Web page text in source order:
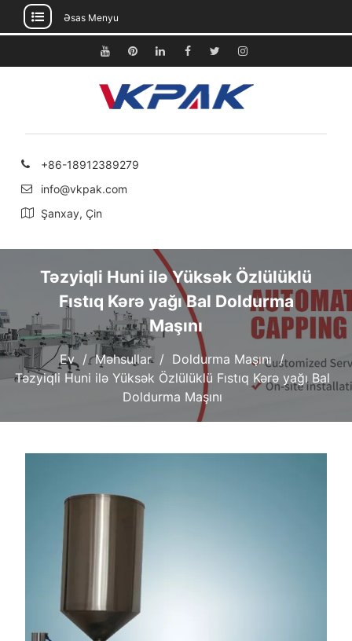
keçin
Əsas Menyu
YoutubePinterestLinkedinFacebook
TwitterInstagram
+86-18912389279
info@vkpak.com
Şanxay, Çin
Təzyiqli Huni ilə Yüksək Özlülüklü
Fıstıq Kərə yağı Bal Doldurma
Maşını
Ev Məhsullar
Doldurma Maşını
Təzyiqli Huni ilə Yüksək Özlülüklü Fıstıq Kərə yağı Bal
Doldurma Maşını